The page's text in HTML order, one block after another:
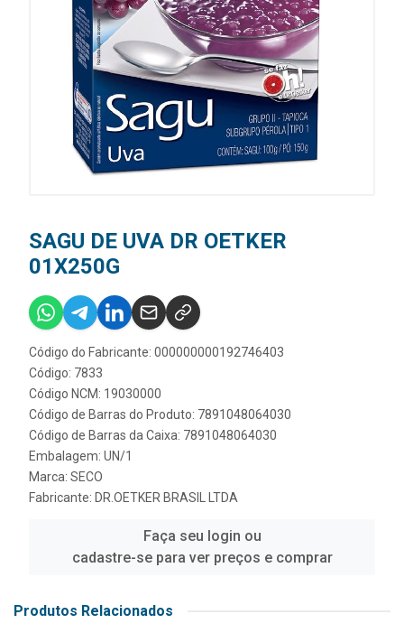
SAGU DE UVA DR OETKER
01X250G
Código do Fabricante: 000000000192746403
Código: 7833
Código NCM: 19030000
Código de Barras do Produto: 7891048064030
Código de Barras da Caixa: 7891048064030
Embalagem: UN/1
Marca: SECO
Fabricante: DR.OETKER BRASIL LTDA
Faça seu login ou
cadastre-se para ver preços e comprar
Produtos Relacionados